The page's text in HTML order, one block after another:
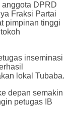
DPRD
Fraksi Partai
pimpinan tinggi
inseminasi
lokal Tubaba.
depan semakin
petugas IB